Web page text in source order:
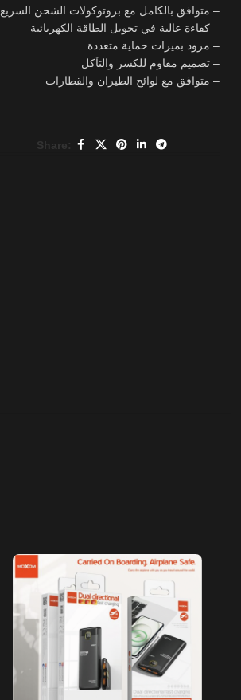
– متوافق بالكامل مع بروتوكولات الشحن السريع
– كفاءة عالية في تحويل الطاقة الكهربائية
– مزود بميزات حماية متعددة
– تصميم مقاوم للكسر والتآكل
– متوافق مع لوائح الطيران والقطارات
Share: